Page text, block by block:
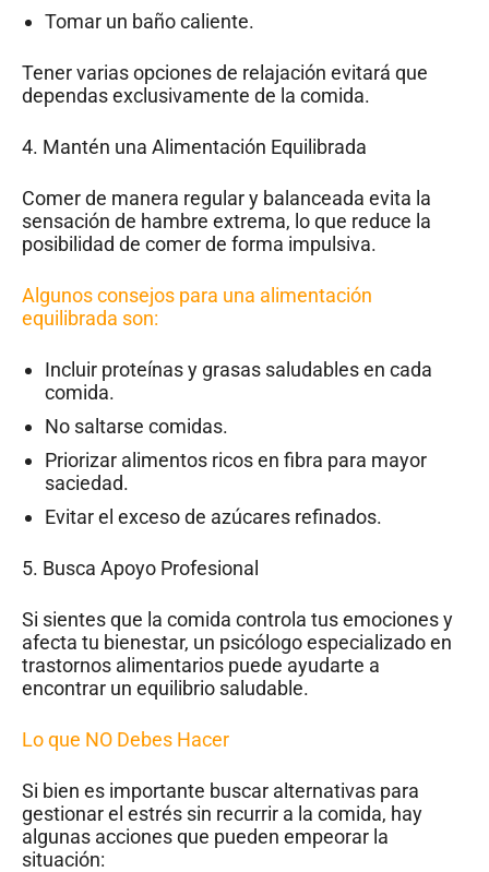
Tomar un baño caliente.
Tener varias opciones de relajación evitará que
dependas exclusivamente de la comida.
4. Mantén una Alimentación Equilibrada
Comer de manera regular y balanceada evita la
sensación de hambre extrema, lo que reduce la
posibilidad de comer de forma impulsiva.
Algunos consejos para una alimentación
equilibrada son:
Incluir proteínas y grasas saludables en cada
comida.
No saltarse comidas.
Priorizar alimentos ricos en fibra para mayor
saciedad.
Evitar el exceso de azúcares refinados.
5. Busca Apoyo Profesional
Si sientes que la comida controla tus emociones y
afecta tu bienestar, un psicólogo especializado en
trastornos alimentarios puede ayudarte a
encontrar un equilibrio saludable.
Lo que NO Debes Hacer
Si bien es importante buscar alternativas para
gestionar el estrés sin recurrir a la comida, hay
algunas acciones que pueden empeorar la
situación: